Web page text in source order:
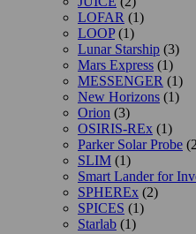
LOFAR (1)
LOOP(1)
Lunar Starship (3)
Mars Express (1)
MESSENGER (1)
New Horizons (1)
Orion (3)
OSIRIS-REx (1)
Parker Solar Probe
SLIM (1)
Smart Lander for
SPHEREx (2)
SPICES (1)
Starlab (1)